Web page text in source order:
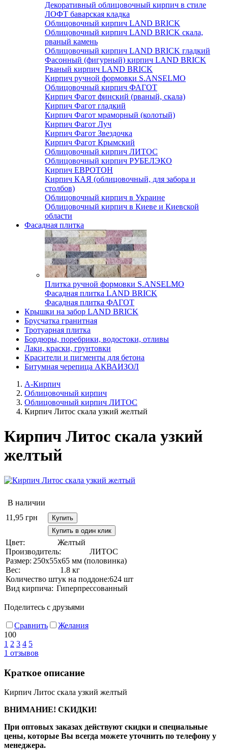
Декоративный облицовочный кирпич в стиле
ЛОФТ баварская кладка
Облицовочный кирпич LAND BRICK
Облицовочный кирпич LAND BRICK скала,
рваный камень
Облицовочный кирпич LAND BRICK гладкий
Фасонный (фигурный) кирпич LAND BRICK
Рваный кирпич LAND BRICK
Кирпич ручной формовки S.ANSELMO
Облицовочный кирпич ФАГОТ
Кирпич Фагот финский (рваный, скала)
Кирпич Фагот гладкий
Кирпич Фагот мраморный (колотый)
Кирпич Фагот Луч
Кирпич Фагот Звездочка
Кирпич Фагот Крымский
Облицовочный кирпич ЛИТОС
Облицовочный кирпич РУБЕЛЭКО
Кирпич ЕВРОТОН
Кирпич КАЯ (облицовочный, для забора и
столбов)
Облицовочный кирпич в Украине
Облицовочный кирпич в Киеве и Киевской
области
Фасадная плитка
Плитка ручной формовки S.ANSELMO
Фасадная плитка LAND BRICK
Фасадная плитка ФАГОТ
Крышки на забор LAND BRICK
Брусчатка гранитная
Тротуарная плитка
Бордюры, поребрики, водостоки, отливы
Лаки, краски, грунтовки
Красители и пигменты для бетона
Битумная черепица АКВАИЗОЛ
А-Кирпич
Облицовочный кирпич
Облицовочный кирпич ЛИТОС
Кирпич Литос скала узкий желтый
Кирпич Литос скала узкий
желтый
В наличии
11,95 грн
Купить
Купить в один клик
Цвет:
Желтый
Производитель:
ЛИТОС
Размер: 250х55х65 мм (половинка)
Вес:
1.8 кг
Количество штук на поддоне:624 шт
Вид кирпича: Гиперпрессованный
Поделитесь с друзьями
Сравнить
Желания
100
1 2 3 4 5
1 отзывов
Краткое описание
Кирпич Литос скала узкий желтый
ВНИМАНИЕ! СКИДКИ!
При оптовых заказах действуют скидки и специальные
цены, которые Вы всегда можете уточнить по телефону у
менеджера.